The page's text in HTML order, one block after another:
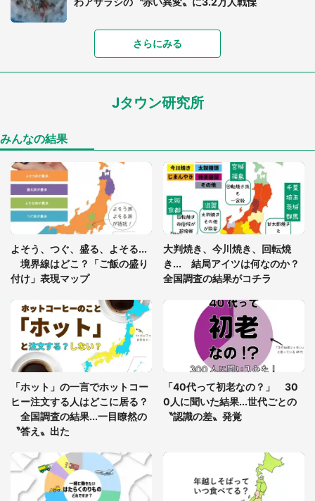
「落ち着いて食べられないでしょう」高級旅館での
食事中、じっとできない幼い息子に中年の男性客
が...（東京都・40代男性）
「孫にあげると思って、あなたにこれをあげる」
「閉所恐怖症の私は新幹線で大パニック。隣席の青
年に『手を繋いで』とお願いしたら...」 体験談に
8万人感動
グっちゃってた〝野生の野菜〟に6.5万人戦慄
かくれんぼの鬼が振り返ると...2歳娘が〝まさかの
姿〟に 父「2～3分探しました」
「通勤特快乗車中に襲ってきた、急激な腹痛。我慢
の限界を迎え、途中で電車を降りようとしたけれ
ど...」（東京都・30代女性）
さらにみる
Jタウン研究所
みんなの結果
よそう、つぐ、盛る、よそる...
境界線はどこ？「ご飯の盛り
付け」表現マップ
大判焼き、今川焼き、回転焼
き... 結局アイツは何なのか？
全国調査の結果がコチラ
「ホット」の一言でホットコー
ヒー注文する人はどこに居る？
全国調査の結果...一目瞭然の
〝答え〟出た
「40代って初老なの？」 30
0人に聞いた結果...世代ごとの
〝認識の差〟発覚